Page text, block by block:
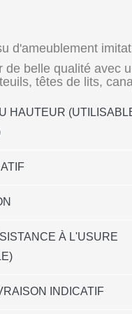
d'ameublement
de belle qualité avec
têtes de lits,
HAUTEUR
À L'USURE
INDICATIF